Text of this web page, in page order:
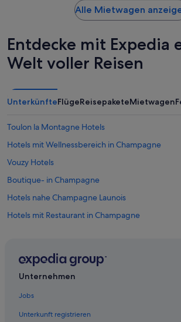
Alle Mietwagen
Entdecke mit Expedia
Welt voller Reisen
UnterkünfteFlügeReisepaketeMietwagen
Toulon la Montagne Hotels
Hotels mit Wellnessbereich in Champagne
Vouzy Hotels
Boutique- in Champagne
Hotels nahe Champagne Launois
Hotels mit Restaurant in Champagne
Schlösser in Champagne-Ardenne
Unternehmen
Jobs
Unterkunft registrieren